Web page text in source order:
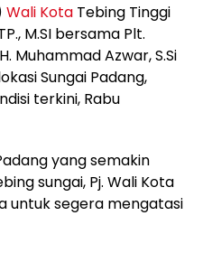
Wali Kota Tebing Tinggi
M.SI bersama Plt.
Muhammad Azwar, S.Si
Sungai Padang,
terkini, Rabu
yang semakin
sungai, Pj. Wali Kota
untuk segera mengatasi